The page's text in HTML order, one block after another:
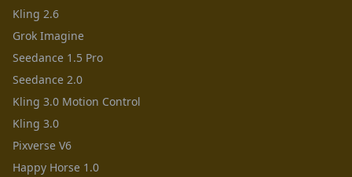
Kling 2.6
Grok Imagine
Seedance 1.5 Pro
Seedance 2.0
Kling 3.0 Motion Control
Kling 3.0
Pixverse V6
Happy Horse 1.0